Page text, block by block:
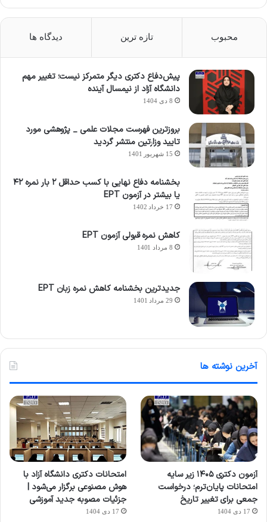
محبوب تازه ترین دیدگاه ها
پیش‌دفاع دکتری دیگر متمرکز نیست؛ تغییر مهم
دانشگاه آزاد از نیمسال آینده
8 دی 1404
بروزترین فهرست مجلات علمی _ پژوهشی مورد
تایید وزارتین منتشر گردید
15 شهریور 1401
بخشنامه دفاع نهایی با کسب حداقل ۲ بار نمره ۴۲
یا بیشتر در آزمون EPT
17 خرداد 1402
کاهش نمره قبولی آزمون EPT
8 مرداد 1401
جدیدترین بخشنامه کاهش نمره زبان EPT
29 مرداد 1401
آخرین نوشته ها
آزمون دکتری ۱۴۰۵ زیر سایه
امتحانات پایان‌ترم؛ درخواست
جمعی برای تغییر تاریخ
17 دی 1404
امتحانات دکتری دانشگاه آزاد با
هوش مصنوعی برگزار می‌شود |
جزئیات مصوبه جدید آموزشی
17 دی 1404